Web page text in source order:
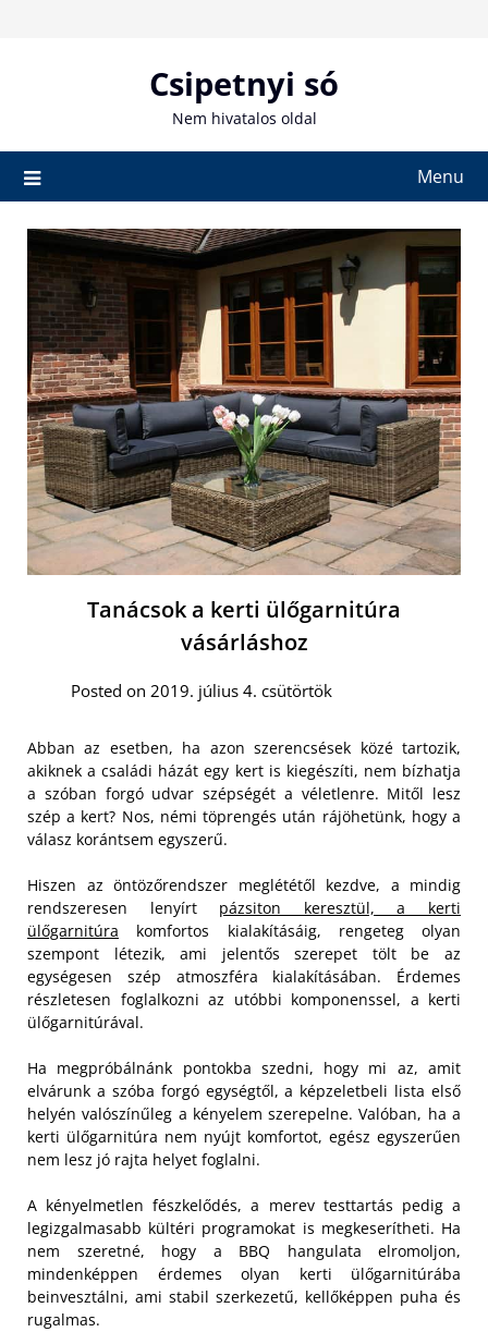
Csipetnyi só
Nem hivatalos oldal
Menu
Tanácsok a kerti ülőgarnitúra
vásárláshoz
Posted on 2019. július 4. csütörtök
Abban az esetben, ha azon szerencsések közé tartozik,
akiknek a családi házát egy kert is kiegészíti, nem bízhatja
a szóban forgó udvar szépségét a véletlenre. Mitől lesz
szép a kert? Nos, némi töprengés után rájöhetünk, hogy a
válasz korántsem egyszerű.
Hiszen az öntözőrendszer meglététől kezdve, a mindig
rendszeresen lenyírt pázsiton keresztül, a kerti
ülőgarnitúra komfortos kialakításáig, rengeteg olyan
szempont létezik, ami jelentős szerepet tölt be az
egységesen szép atmoszféra kialakításában. Érdemes
részletesen foglalkozni az utóbbi komponenssel, a kerti
ülőgarnitúrával.
Ha megpróbálnánk pontokba szedni, hogy mi az, amit
elvárunk a szóba forgó egységtől, a képzeletbeli lista első
helyén valószínűleg a kényelem szerepelne. Valóban, ha a
kerti ülőgarnitúra nem nyújt komfortot, egész egyszerűen
nem lesz jó rajta helyet foglalni.
A kényelmetlen fészkelődés, a merev testtartás pedig a
legizgalmasabb kültéri programokat is megkeserítheti. Ha
nem szeretné, hogy a BBQ hangulata elromoljon,
mindenképpen érdemes olyan kerti ülőgarnitúrába
beinvesztálni, ami stabil szerkezetű, kellőképpen puha és
rugalmas.